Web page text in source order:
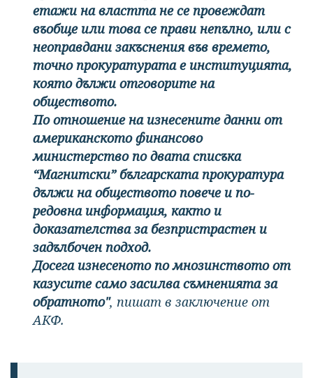
етажи на властта не се провеждат
въобще или това се прави непълно, или с
неоправдани закъснения във времето,
точно прокуратурата е институцията,
която дължи отговорите на
обществото.
По отношение на изнесените данни от
американското финансово
министерство по двата списъка
“Магнитски” българската прокуратура
дължи на обществото повече и по-
редовна информация, както и
доказателства за безпристрастен и
задълбочен подход.
Досега изнесеното по мнозинството от
казусите само засилва съмненията за
обратното", пишат в заключение от
АКФ.